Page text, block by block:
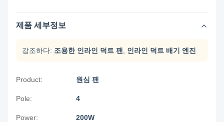
제품 세부정보
강조하다: 조용한 인라인 덕트 팬 인라인 덕트 배기 엔진
Product: 원심 팬
Pole: 4
Power: 200W